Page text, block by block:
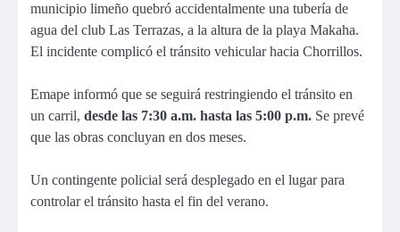
municipio limeño quebró accidentalmente una tubería de
agua del club Las Terrazas, a la altura de la playa Makaha.
El incidente complicó el tránsito vehicular hacia Chorrillos.
Emape informó que se seguirá restringiendo el tránsito en
un carril, desde las 7:30 a.m. hasta las 5:00 p.m. Se prevé
que las obras concluyan en dos meses.
Un contingente policial será desplegado en el lugar para
controlar el tránsito hasta el fin del verano.